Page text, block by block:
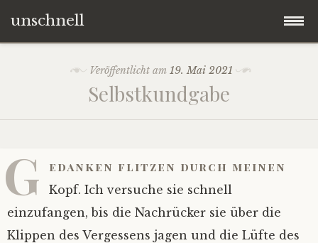
unschnell
Verba
Imagines
Veröffentlicht am19. Mai 2021
Selbstkundgabe
G edanken flitzen durch meinen
Kopf. Ich versuche sie schnell
einzufangen, bis die Nachrücker sie über die
Klippen des Vergessens jagen und die Lüfte des